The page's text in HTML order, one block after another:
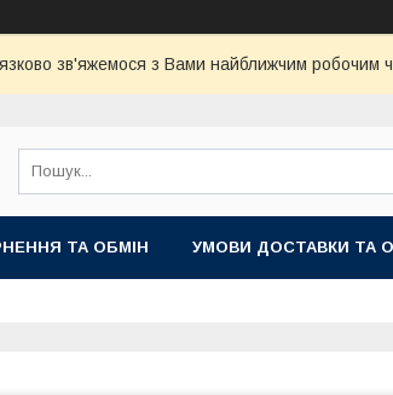
зв'яжемося з Вами найближчим робочим
ТА ОБМІН УМОВИ ДОСТАВКИ ТА